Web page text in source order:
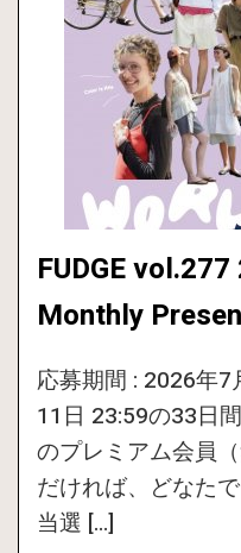
FUDGE
Monthly
応募期間 : 2026年7
11日 23:59の33日
のプレミアム会員
だければ、どなた
当選 […]